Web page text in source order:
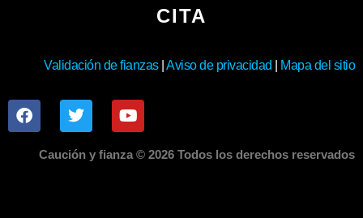
CITA
Validación de fianzas| Aviso de privacidad Mapa del sitio
Caución y fianza © 2026 Todos los derechos reservados